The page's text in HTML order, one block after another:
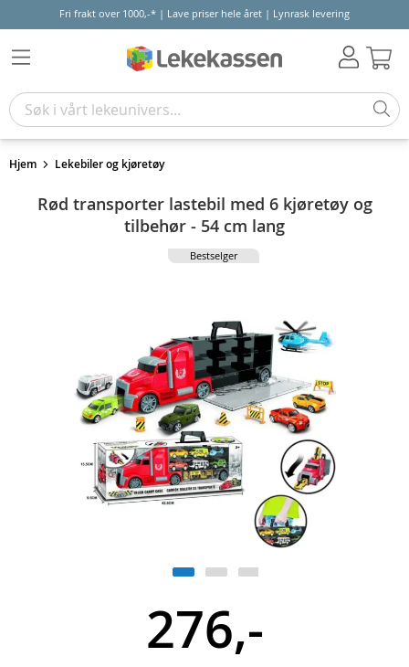
Fri frakt over 1000,-* | Lave priser hele året | Lynrask levering
Hjem Lekebiler og kjøretøy
Rød transporter lastebil med 6 kjøretøy og
tilbehør - 54 cm lang
Bestselger
276,-